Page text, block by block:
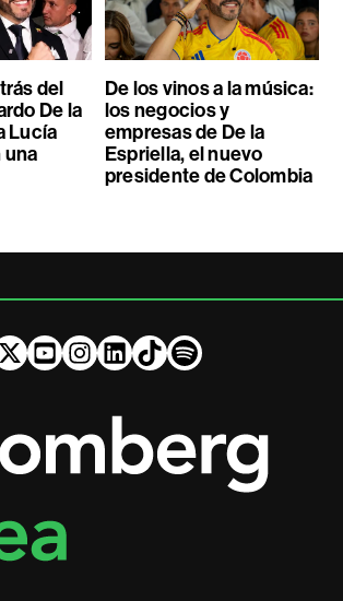
del
De la
Lucía
una
De los vinos a la música:
los negocios y
empresas de De la
Espriella, el nuevo
presidente de Colombia